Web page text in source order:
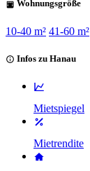
Wohnungsgröße
10-40 m² 41-60 m²
Infos zu Hanau
Mietspiegel
Mietrendite